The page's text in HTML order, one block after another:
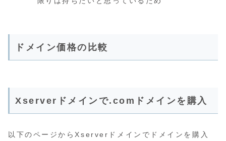
ドメイン価格の比較
Xserverドメインで.comドメインを購入
以下のページからXserverドメインでドメインを購入